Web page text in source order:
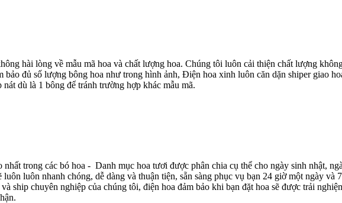
hài lòng về mẫu mã hoa và chất lượng hoa. Chúng tôi luôn cải thiện chất lượng
đủ số lượng bông hoa như trong hình ảnh, Điện hoa xinh luôn căn dặn shiper giao
dù là 1 bông để tránh trường hợp khác mẫu mã.
nhất trong các bó hoa - Danh mục hoa tươi được phân chia cụ thể cho ngày sinh nhật,
luôn nhanh chóng, dễ dàng và thuận tiện, sẵn sàng phục vụ bạn 24 giờ một ngày và
ship chuyên nghiệp của chúng tôi, điện hoa đảm bảo khi bạn đặt hoa sẽ được trải